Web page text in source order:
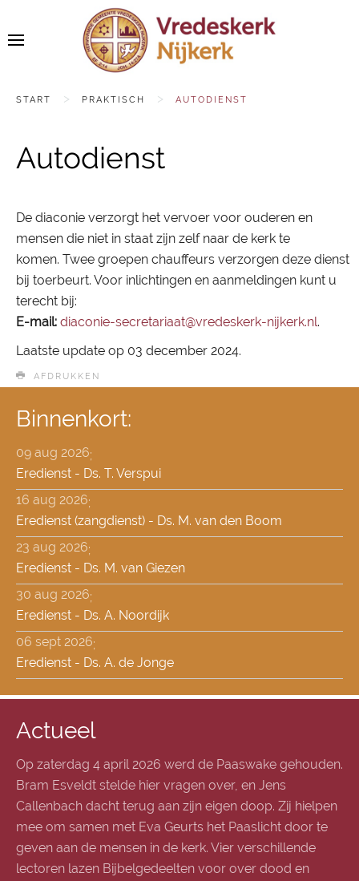
START PRAKTISCH AUTODIENST
Autodienst
De diaconie verzorgt het vervoer voor ouderen en
mensen die niet in staat zijn zelf naar de kerk te
komen. Twee groepen chauffeurs verzorgen deze dienst
bij toerbeurt. Voor inlichtingen en aanmeldingen kunt u
terecht bij:
E-mail: diaconie-secretariaat@vredeskerk-nijkerk.nl.
Laatste update op 03 december 2024.
AFDRUKKEN
Binnenkort:
09 aug 2026;
Eredienst - Ds. T. Verspui
16 aug 2026;
Eredienst (zangdienst) - Ds. M. van den Boom
23 aug 2026;
Eredienst - Ds. M. van Giezen
30 aug 2026;
Eredienst - Ds. A. Noordijk
06 sept 2026;
Eredienst - Ds. A. de Jonge
Actueel
Op zaterdag 4 april 2026 werd de Paaswake gehouden.
Bram Esveldt stelde hier vragen over, en Jens
Callenbach dacht terug aan zijn eigen doop. Zij hielpen
mee om samen met Eva Geurts het Paaslicht door te
geven aan de mensen in de kerk. Vier verschillende
lectoren lazen Bijbelgedeelten voor over dood en